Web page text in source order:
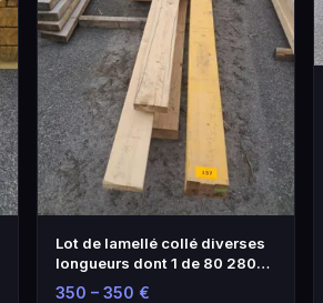
Lot de lamellé collé diverses
longueurs dont 1 de 80 280
en …
350 – 350 €